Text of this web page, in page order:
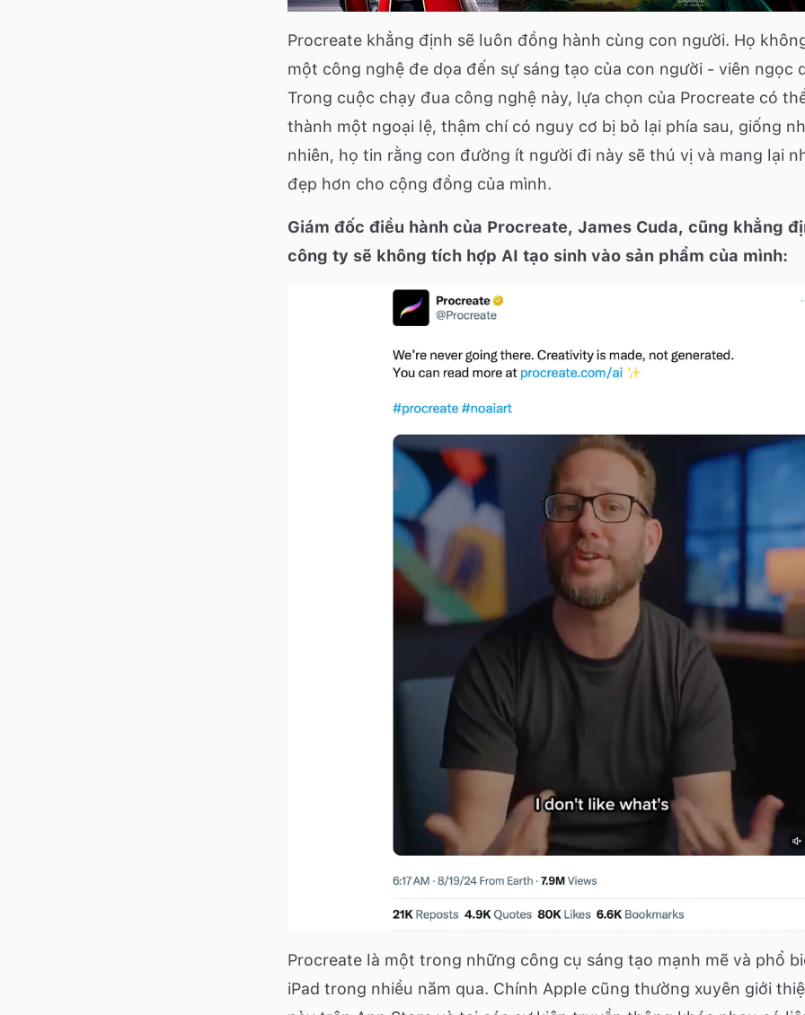
Procreate khẳng định sẽ luôn đồng hành cùng con người. Họ
một công nghệ đe dọa đến sự sáng tạo của con người - viên ngọc
Trong cuộc chạy đua công nghệ này, lựa chọn của Procreate có
thành một ngoại lệ, thậm chí có nguy cơ bị bỏ lại phía sau, giống
nhiên, họ tin rằng con đường ít người đi này sẽ thú vị và mang lại
đẹp hơn cho cộng đồng của mình.
Giám đốc điều hành của Procreate, James Cuda, cũng khẳng
công ty sẽ không tích hợp AI tạo sinh vào sản phẩm của mình:
Procreate là một trong những công cụ sáng tạo mạnh mẽ và phổ
iPad trong nhiều năm qua. Chính Apple cũng thường xuyên giới